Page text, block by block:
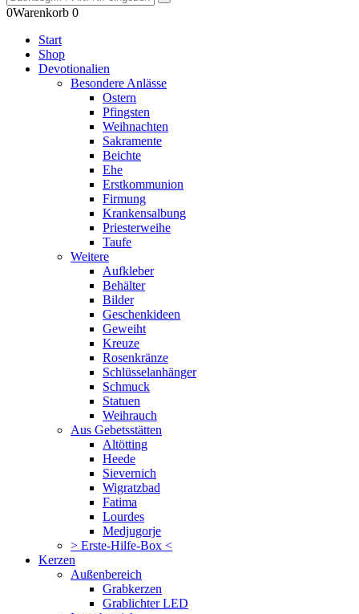
0Warenkorb 0
Start
Shop
Devotionalien
Besondere Anlässe
Ostern
Pfingsten
Weihnachten
Sakramente
Beichte
Ehe
Erstkommunion
Firmung
Krankensalbung
Priesterweihe
Taufe
Weitere
Aufkleber
Behälter
Bilder
Geschenkideen
Geweiht
Kreuze
Rosenkränze
Schlüsselanhänger
Schmuck
Statuen
Weihrauch
Aus Gebetsstätten
Altötting
Heede
Sievernich
Wigratzbad
Fatima
Lourdes
Medjugorje
> Erste-Hilfe-Box <
Kerzen
Außenbereich
Grabkerzen
Grablichter LED